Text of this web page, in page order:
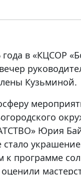
года в «КЦСОР
Кузьминой.
Юрия
стало
к программе